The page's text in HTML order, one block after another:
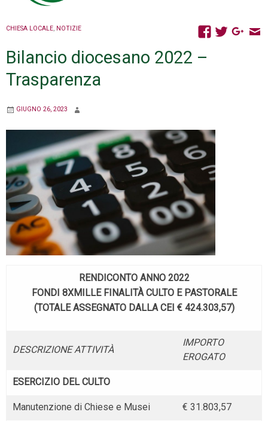
CHIESA LOCALE, NOTIZIE
Bilancio diocesano 2022 –
Trasparenza
GIUGNO 26, 2023
RENDICONTO ANNO 2022
FONDI 8XMILLE FINALITÀ CULTO E PASTORALE
(TOTALE ASSEGNATO DALLA CEI € 424.303,57)
DESCRIZIONE ATTIVITÀ
IMPORTO
EROGATO
ESERCIZIO DEL CULTO
Manutenzione di Chiese e Musei € 31.803,57